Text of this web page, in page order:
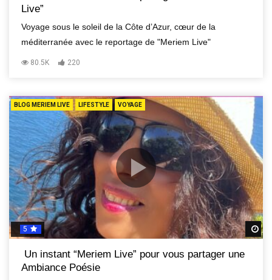
Live”
Voyage sous le soleil de la Côte d’Azur, cœur de la
méditerranée avec le reportage de "Meriem Live"
80.5K 220
BLOG MERIEM LIVE LIFESTYLE VOYAGE
5
Un instant “Meriem Live” pour vous partager une
Ambiance Poésie